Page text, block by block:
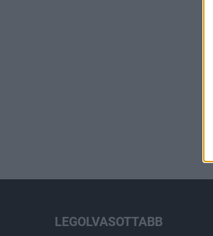
LEGOLVASOTTABB